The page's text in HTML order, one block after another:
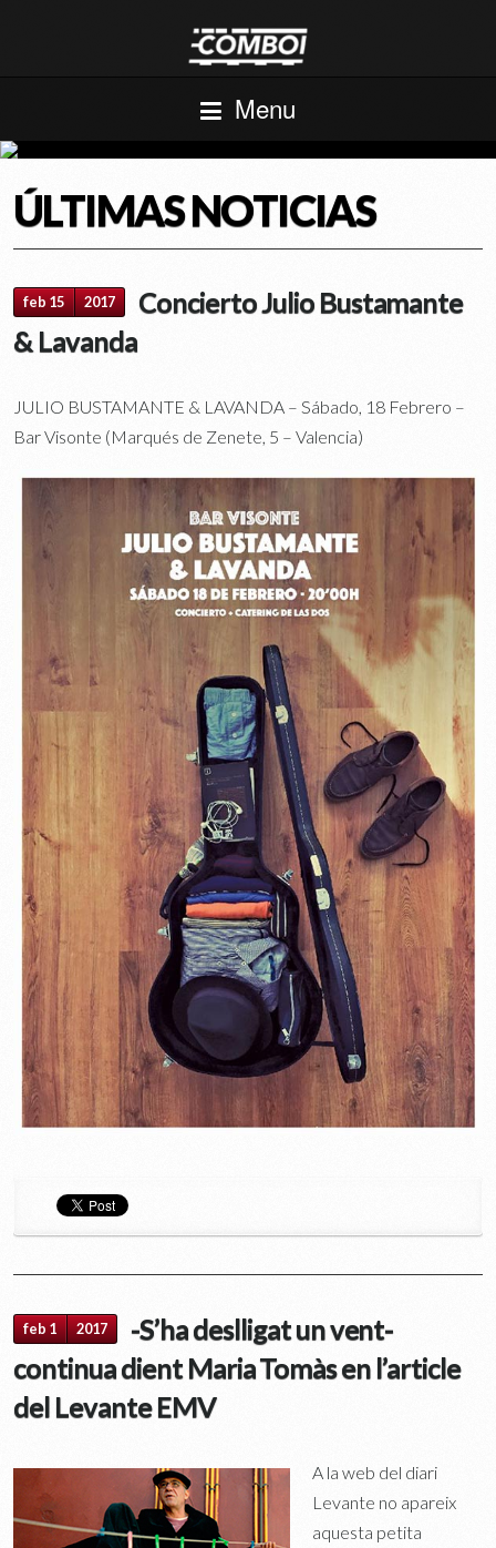
Menu
ÚLTIMAS NOTICIAS
feb 15 2017
Concierto Julio Bustamante
& Lavanda
JULIO BUSTAMANTE & LAVANDA – Sábado, 18 Febrero –
Bar Visonte (Marqués de Zenete, 5 – Valencia)
feb 1 2017
-S’ha deslligat un vent-
continua dient Maria Tomàs en l’article
del Levante EMV
A la web del diari
Levante no apareix
aquesta petita